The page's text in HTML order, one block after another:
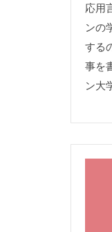
応用
ンの
する
事を
ン大